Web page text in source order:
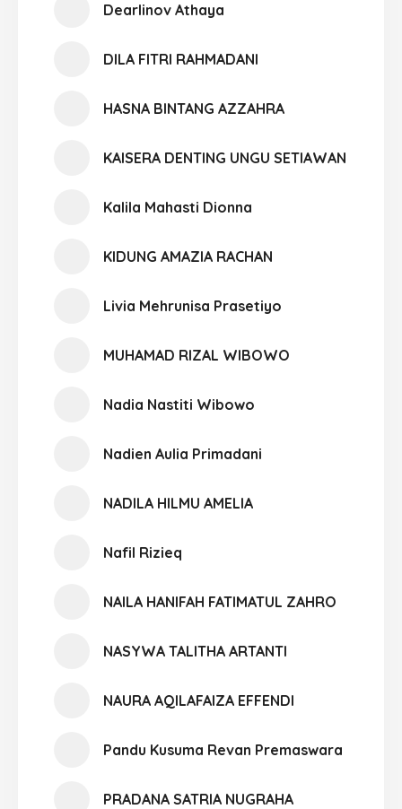
Dearlinov Athaya
DILA FITRI RAHMADANI
HASNA BINTANG AZZAHRA
KAISERA DENTING UNGU SETIAWAN
Kalila Mahasti Dionna
KIDUNG AMAZIA RACHAN
Livia Mehrunisa Prasetiyo
MUHAMAD RIZAL WIBOWO
Nadia Nastiti Wibowo
Nadien Aulia Primadani
NADILA HILMU AMELIA
Nafil Rizieq
NAILA HANIFAH FATIMATUL ZAHRO
NASYWA TALITHA ARTANTI
NAURA AQILAFAIZA EFFENDI
Pandu Kusuma Revan Premaswara
PRADANA SATRIA NUGRAHA